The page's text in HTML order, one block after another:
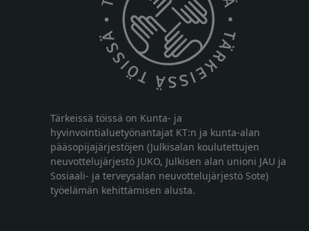
Tärkeissä töissä on Kunta- ja
hyvinvointialuetyönantajat KT:n ja kunta-alan
pääsopijajärjestöjen (Julkisalan koulutettujen
neuvottelujärjestö JUKO, Julkisen alan unioni JAU ja
Sosiaali- ja terveysalan neuvottelujärjestö Sote)
työelämän kehittämisen alusta.